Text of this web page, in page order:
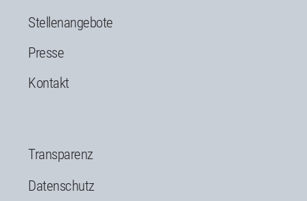
Stellenangebote
Presse
Kontakt
Transparenz
Datenschutz